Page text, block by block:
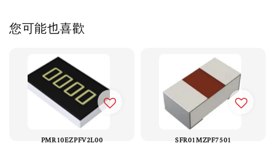
您可能也喜歡
PMR10EZPFV2L00 SFR01MZPF7501